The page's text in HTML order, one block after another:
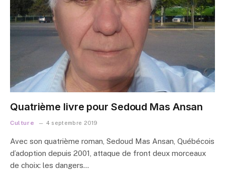
Quatrième livre pour Sedoud Mas Ansan
Culture 4 septembre 2019
Avec son quatrième roman, Sedoud Mas Ansan, Québécois
d’adoption depuis 2001, attaque de front deux morceaux
de choix: les dangers…